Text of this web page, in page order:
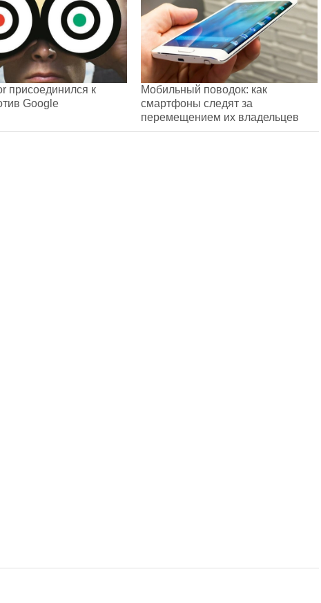
присоединился к
Google
Мобильный поводок: как
смартфоны следят за
перемещением их владельцев